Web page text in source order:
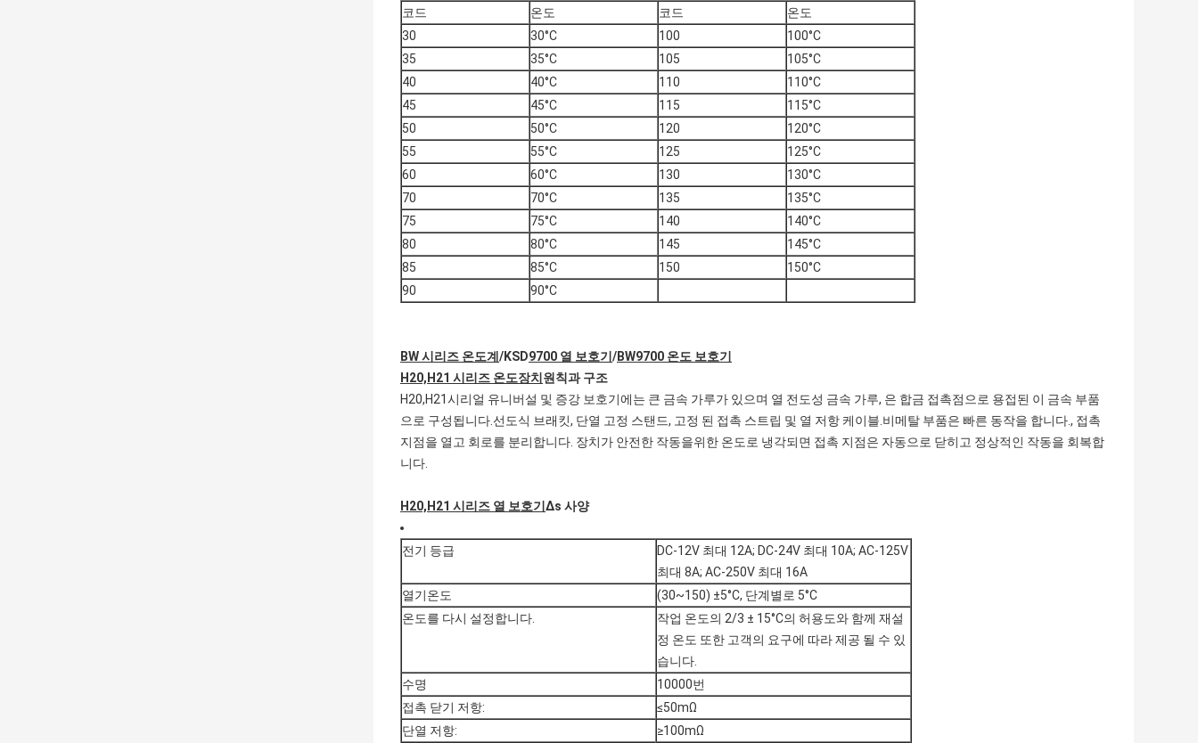
코드
온도 코드
온도
30
30°C 100
100°C
35
35°C 105
105°C
40
40°C 110
110°C
45
45°C 115
115°C
50
50°C 120
120°C
55
55°C 125
125°C
60
60°C 130
130°C
70
70°C 135
135°C
75
75°C 140
140°C
80
80°C 145
145°C
85
85°C 150
150°C
90
90°C
BW 시리즈 온도계 /KSD9700 열 보호기 /BW9700 온도 보호기
H20,H21 시리즈 온도장치 원칙과 구조
H20,H21시리얼 유니버설 및 증강 보호기에는 큰 금속 가루가 있으며 열 전도성 금속 가루, 은 합금 접촉점으로 용접된 이 금속 부품
으로 구성됩니다.선도식 브래킷, 단열 고정 스탠드, 고정 된 접촉 스트립 및 열 저항 케이블.비메탈 부품은 빠른 동작을 합니다., 접촉
지점을 열고 회로를 분리합니다. 장치가 안전한 작동을위한 온도로 냉각되면 접촉 지점은 자동으로 닫히고 정상적인 작동을 회복합
니다.
H20,H21 시리즈 열 보호기 ∆s 사양
전기 등급
DC-12V 최대 12A; DC-24V 최대 10A; AC-125V
최대 8A; AC-250V 최대 16A
열기온도
(30~150) ±5°C, 단계별로 5°C
온도를 다시 설정합니다.
작업 온도의 2/3 ± 15°C의 허용도와 함께 재설
정 온도 또한 고객의 요구에 따라 제공 될 수 있
습니다.
수명
10000번
접촉 닫기 저항:
≤50mΩ
단열 저항:
≥100mΩ